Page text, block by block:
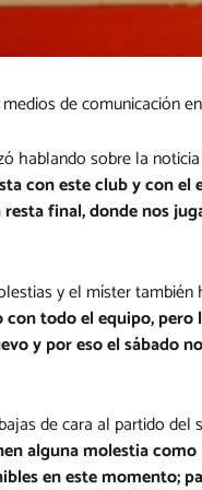
de comunicación
hablando sobre la
con este club y con el
final, donde nos
y el míster
todo el equipo, pero
y por eso el sábado
de cara al partido del
alguna molestia
en este momento;